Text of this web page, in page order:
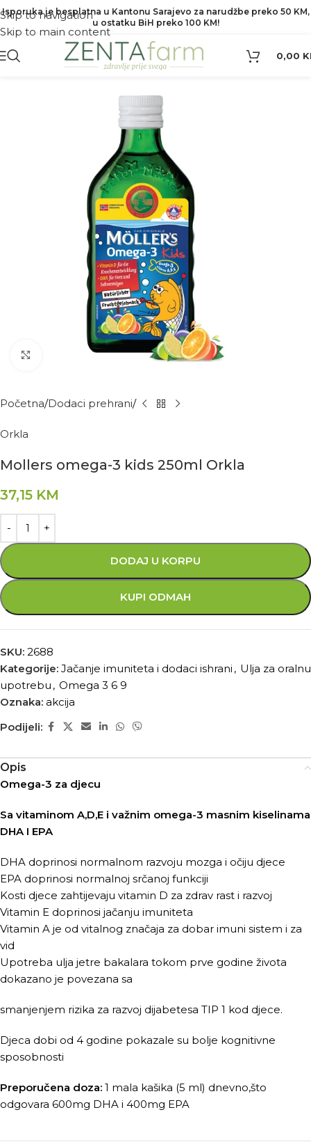
Skip to navigation
Skip to main content
Isporuka je besplatna u Kantonu Sarajevo za narudžbe preko 50 KM,
u ostatku BiH preko 100 KM!
0,00
Kliknite za povećanje
Početna Dodaci prehrani
Orkla
Mollers omega-3 kids 250ml Orkla
37,15 KM
DODAJ U KORPU
KUPI ODMAH
SKU: 2688
Kategorije: Jačanje imuniteta i dodaci ishrani , Ulja za oralnu
upotrebu , Omega 3 6 9
Oznaka: akcija
Podijeli:
Opis
Omega-3 za djecu
Sa vitaminom A,D,E i važnim omega-3 masnim kiselinama
DHA I EPA
DHA doprinosi normalnom razvoju mozga i očiju djece
EPA doprinosi normalnoj srčanoj funkciji
Kosti djece zahtijevaju vitamin D za zdrav rast i razvoj
Vitamin E doprinosi jačanju imuniteta
Vitamin A je od vitalnog značaja za dobar imuni sistem i za
vid
Upotreba ulja jetre bakalara tokom prve godine života
dokazano je povezana sa
smanjenjem rizika za razvoj dijabetesa TIP 1 kod djece.
Djeca dobi od 4 godine pokazale su bolje kognitivne
sposobnosti
Preporučena doza: 1 mala kašika (5 ml) dnevno,što
odgovara 600mg DHA i 400mg EPA